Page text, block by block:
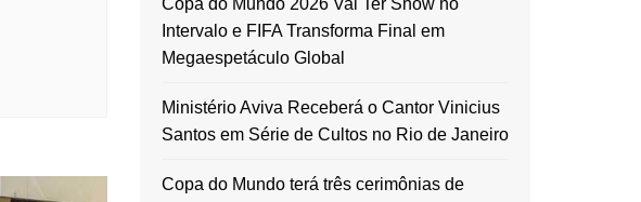
Intervalo e FIFA Transforma Final em
Megaespetáculo Global
Ministério Aviva Receberá o Cantor Vinicius
Santos em Série de Cultos no Rio de Janeiro
Copa do Mundo terá três cerimônias de